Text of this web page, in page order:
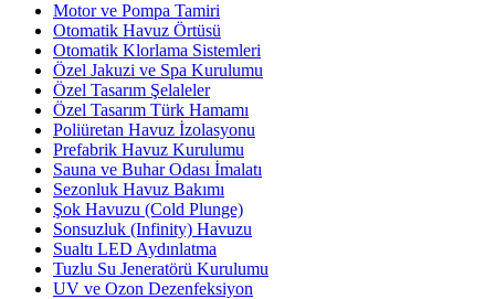
Motor ve Pompa Tamiri
Otomatik Havuz Örtüsü
Otomatik Klorlama Sistemleri
Özel Jakuzi ve Spa Kurulumu
Özel Tasarım Şelaleler
Özel Tasarım Türk Hamamı
Poliüretan Havuz İzolasyonu
Prefabrik Havuz Kurulumu
Sauna ve Buhar Odası İmalatı
Sezonluk Havuz Bakımı
Şok Havuzu (Cold Plunge)
Sonsuzluk (Infinity) Havuzu
Sualtı LED Aydınlatma
Tuzlu Su Jeneratörü Kurulumu
UV ve Ozon Dezenfeksiyon